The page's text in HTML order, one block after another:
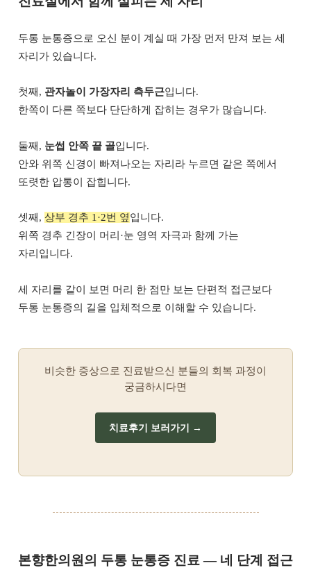
두통 눈통증으로 오신 분이 계실 때 가장 먼저 만져 보는 세
자리가 있습니다.
첫째, 관자놀이 가장자리 측두근입니다.
한쪽이 다른 쪽보다 단단하게 잡히는 경우가 많습니다.
둘째, 눈썹 안쪽 끝 골입니다.
안와 위쪽 신경이 빠져나오는 자리라 누르면 같은 쪽에서
또렷한 압통이 잡힙니다.
셋째, 상부 경추 1·2번 옆입니다.
위쪽 경추 긴장이 머리·눈 영역 자극과 함께 가는
자리입니다.
세 자리를 같이 보면 머리 한 점만 보는 단편적 접근보다
두통 눈통증의 길을 입체적으로 이해할 수 있습니다.
비슷한 증상으로 진료받으신 분들의 회복 과정이
궁금하시다면
치료후기 보러가기 →
본향한의원의 두통 눈통증 진료 — 네 단계 접근